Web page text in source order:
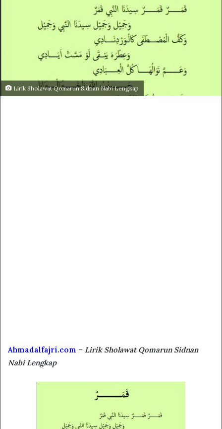
Lirik Sholawat Qomarun Sidnan Nabi Lengkap
Ahmadalfajri.com – Lirik Sholawat Qomarun Sidnan
Nabi Lengkap